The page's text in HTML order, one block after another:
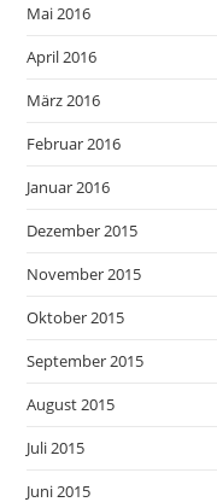
Mai 2016
April 2016
März 2016
Februar 2016
Januar 2016
Dezember 2015
November 2015
Oktober 2015
September 2015
August 2015
Juli 2015
Juni 2015